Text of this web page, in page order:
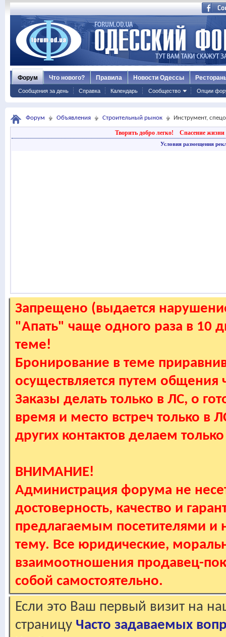
Форум
Сообщения за день Справка Календарь Сообщество Опции
Что нового? Правила Новости Одессы
Форум Объявления Строительный рынок Инструмент,
Творить добро легко! Спасение жизни
Условия размещения
Запрещено (выдается
"Апать" чаще одного раза в 10
теме!
Бронирование в теме
осуществляется путем
Заказы делать только в ЛС, о
время и место встреч только в
других контактов делаем
ВНИМАНИЕ!
Администрация форума не
достоверность, качество и
предлагаемым посетителями и
тему. Все юридические,
взаимоотношения продавец-
собой самостоятельно.
Если это Ваш первый визит на
страницу Часто задаваемых